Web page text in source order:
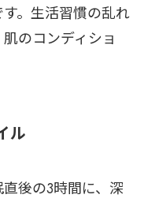
。生活習慣の乱れ
のコンディショ
ル
後の3時間に、深